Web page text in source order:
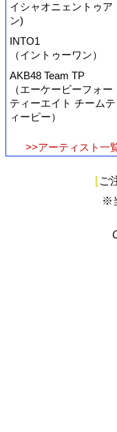
イシャオニェントゥア
ン)
INTO1
（イントゥーワン）
AKB48 Team TP
（エーケービーフォー
ティーエイト チームテ
ィーピー）
>>アーティスト一
[ ご
※